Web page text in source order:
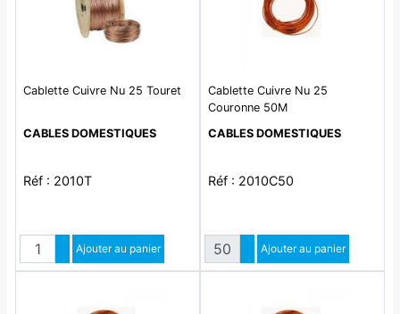
Cablette Cuivre Nu 25 Touret
CABLES DOMESTIQUES
Réf : 2010T
QuantitéAugmenter quantité
Diminuer quantité
Ajouter au panier
Cablette Cuivre Nu 25
Couronne 50M
CABLES DOMESTIQUES
Réf : 2010C50
QuantitéAugmenter quantité
Diminuer quantité
Ajouter au panier